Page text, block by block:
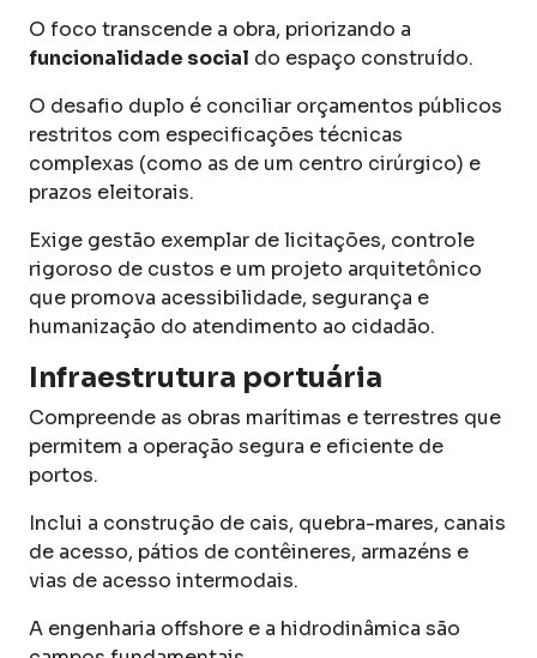
O foco transcende a obra, priorizando a
funcionalidade social do espaço construído.
O desafio duplo é conciliar orçamentos públicos
restritos com especificações técnicas
complexas (como as de um centro cirúrgico) e
prazos eleitorais.
Exige gestão exemplar de licitações, controle
rigoroso de custos e um projeto arquitetônico
que promova acessibilidade, segurança e
humanização do atendimento ao cidadão.
Infraestrutura portuária
Compreende as obras marítimas e terrestres que
permitem a operação segura e eficiente de
portos.
Inclui a construção de cais, quebra-mares, canais
de acesso, pátios de contêineres, armazéns e
vias de acesso intermodais.
A engenharia offshore e a hidrodinâmica são